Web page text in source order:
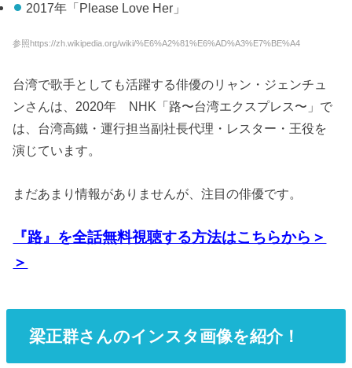
2017年「Please Love Her」
参照https://zh.wikipedia.org/wiki/%E6%A2%81%E6%AD%A3%E7%BE%A4
台湾で歌手としても活躍する俳優のリャン・ジェンチュ
ンさんは、2020年 NHK「路〜台湾エクスプレス〜」で
は、台湾高鐵・運行担当副社長代理・レスター・王役を
演じています。
まだあまり情報がありませんが、注目の俳優です。
『路』を全話無料視聴する方法はこちらから＞
＞
梁正群さんのインスタ画像を紹介！